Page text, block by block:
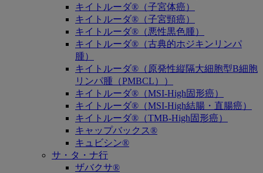
キイトルーダ®（子宮体癌）
キイトルーダ®（子宮頸癌）
キイトルーダ®（悪性黒色腫）
キイトルーダ®（古典的ホジキンリンパ
腫）
キイトルーダ®（原発性縦隔大細胞型B細胞
リンパ腫（PMBCL））
キイトルーダ®（MSI-High固形癌）
キイトルーダ®（MSI-High結腸・直腸癌）
キイトルーダ®（TMB-High固形癌）
キャップバックス®
キュビシン®
サ・タ・ナ行
ザバクサ®